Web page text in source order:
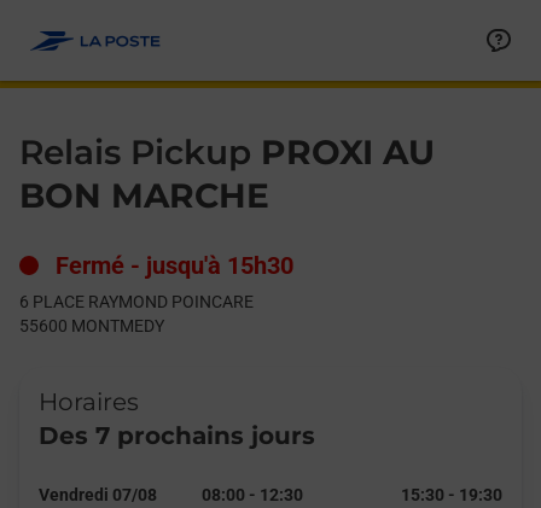
Relais Pickup PROXI AU
BON MARCHE
Fermé - jusqu'à 15h30
6 PLACE RAYMOND POINCARE
55600 MONTMEDY
Horaires
Des 7 prochains jours
Vendredi 07/08 08:00 - 12:30 15:30 - 19:30